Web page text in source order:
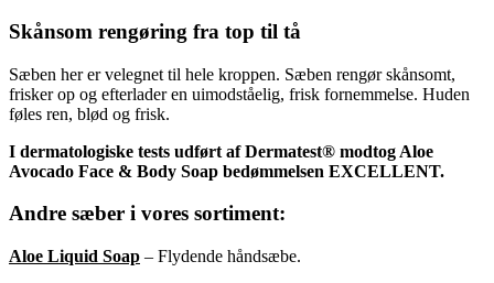
Skånsom rengøring fra top til tå
Sæben her er velegnet til hele kroppen. Sæben rengør skånsomt,
frisker op og efterlader en uimodståelig, frisk fornemmelse. Huden
føles ren, blød og frisk.
I dermatologiske tests udført af Dermatest® modtog Aloe
Avocado Face & Body Soap bedømmelsen EXCELLENT.
Andre sæber i vores sortiment:
Aloe Liquid Soap – Flydende håndsæbe.